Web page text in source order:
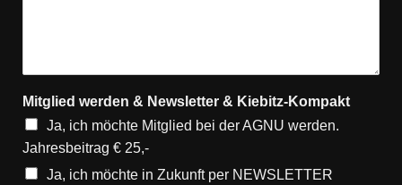
Mitglied werden & Newsletter & Kiebitz-Kompakt
Ja, ich möchte Mitglied bei der AGNU werden.
Jahresbeitrag € 25,-
Ja, ich möchte in Zukunft per NEWSLETTER